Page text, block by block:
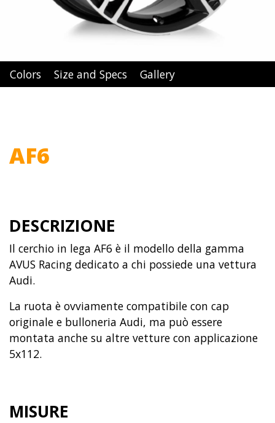
Colors Size and Specs Gallery
AF6
DESCRIZIONE
Il cerchio in lega AF6 è il modello della gamma
AVUS Racing dedicato a chi possiede una vettura
Audi.
La ruota è ovviamente compatibile con cap
originale e bulloneria Audi, ma può essere
montata anche su altre vetture con applicazione
5x112.
MISURE